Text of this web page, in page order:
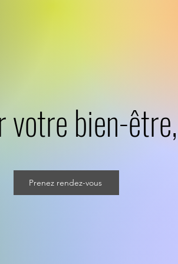
votre bien-être,
Prenez rendez-vous